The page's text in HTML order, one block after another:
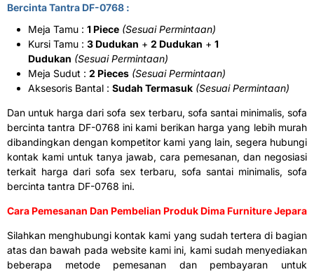
Bercinta Tantra DF-0768 :
Meja Tamu : 1 Piece (Sesuai Permintaan)
Kursi Tamu : 3 Dudukan + 2 Dudukan + 1
Dudukan (Sesuai Permintaan)
Meja Sudut : 2 Pieces (Sesuai Permintaan)
Aksesoris Bantal : Sudah Termasuk (Sesuai Permintaan)
Dan untuk harga dari sofa sex terbaru, sofa santai minimalis, sofa
bercinta tantra DF-0768 ini kami berikan harga yang lebih murah
dibandingkan dengan kompetitor kami yang lain, segera hubungi
kontak kami untuk tanya jawab, cara pemesanan, dan negosiasi
terkait harga dari sofa sex terbaru, sofa santai minimalis, sofa
bercinta tantra DF-0768 ini.
Cara Pemesanan Dan Pembelian Produk Dima Furniture Jepara
Silahkan menghubungi kontak kami yang sudah tertera di bagian
atas dan bawah pada website kami ini, kami sudah menyediakan
beberapa metode pemesanan dan pembayaran untuk